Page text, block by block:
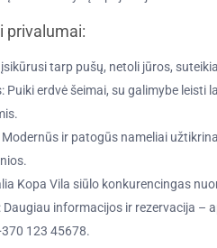
privalumai:
įsikūrusi tarp pušų, netoli jūros,
: Puiki erdvė šeimai, su galimybe
Modernūs ir patogūs nameliai
Kopa Vila siūlo konkurencingas
: Daugiau informacijos ir rezervacija –
123 45678.